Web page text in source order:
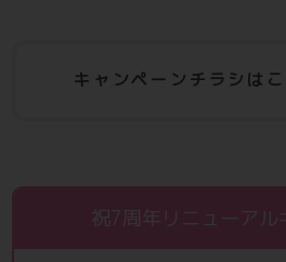
キャンペーンチラシは
祝7周年リニューアル